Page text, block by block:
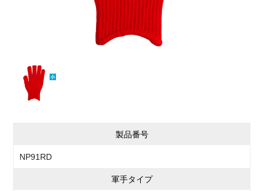
製品番号
NP91RD
軍手タイプ